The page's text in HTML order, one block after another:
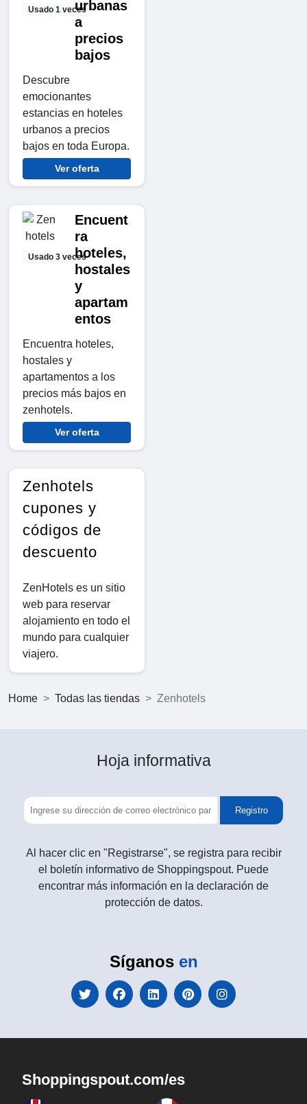
Usado 1 vecesurbanas
a
precios
bajos
Descubre
emocionantes
estancias en hoteles
urbanos a precios
bajos en toda Europa.
Ver oferta
Usado 3 veces
Encuent
ra
hoteles,
hostales
y
apartam
entos
Encuentra hoteles,
hostales y
apartamentos a los
precios más bajos en
zenhotels.
Ver oferta
Zenhotels
cupones y
códigos de
descuento
ZenHotels es un sitio
web para reservar
alojamiento en todo el
mundo para cualquier
viajero.
Home Todas las tiendas Zenhotels
Hoja informativa
Registro
Al hacer clic en "Registrarse", se registra para recibir
el boletín informativo de Shoppingspout. Puede
encontrar más información en la declaración de
protección de datos.
Síganos en
Shoppingspout.com/es